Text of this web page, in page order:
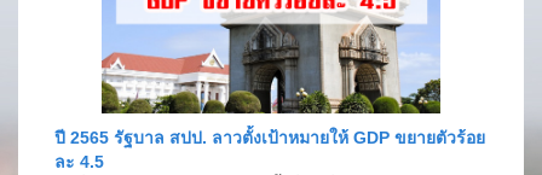
ปี 2565 รัฐบาล สปป. ลาวตั้งเป้าหมายให้ GDP ขยายตัวร้อย
ละ 4.5